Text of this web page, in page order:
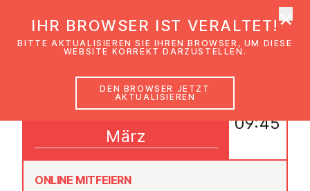
ONLINE MITFEIERN
08
März
09:45
IHR BROWSER IST VERALTET!
BITTE AKTUALISIEREN SIE IHREN BROWSER, UM DIESE
WEBSITE KORREKT DARZUSTELLEN.
DEN BROWSER JETZT
AKTUALISIEREN
×